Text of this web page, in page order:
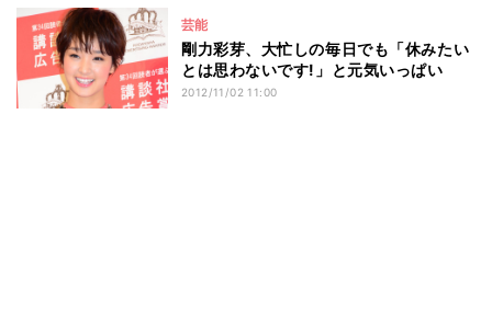
芸能
剛力彩芽、大忙しの毎日でも「休みたい
とは思わないです!」と元気いっぱい
2012/11/02 11:00